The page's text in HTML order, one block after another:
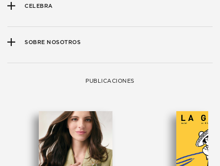
CELEBRA
SOBRE NOSOTROS
PUBLICACIONES